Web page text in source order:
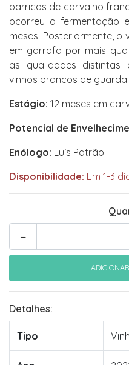
barricas de carvalho
ocorreu a fermentação
meses. Posteriormente, o
em garrafa por mais
as qualidades
vinhos brancos de guarda.
Estágio: 12 meses em
Potencial de
Enólogo: Luís Patrão
Disponibilidade: Em 1-3
-
Detalhes:
Tipo